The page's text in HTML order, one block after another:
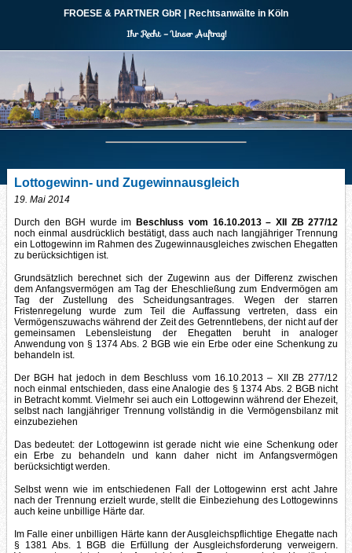
FROESE & PARTNER GbR | Rechtsanwälte in Köln
Ihr Recht – Unser Auftrag!
Lottogewinn- und Zugewinnausgleich
19. Mai 2014
Durch den BGH wurde imBeschluss vom 16.10.2013 – XII ZB 277/12
noch einmal ausdrücklich bestätigt, dass auch nach langjähriger Trennung
ein Lottogewinn im Rahmen des Zugewinnausgleiches zwischen Ehegatten
zu berücksichtigen ist.
Grundsätzlich berechnet sich der Zugewinn aus der Differenz zwischen
dem Anfangsvermögen am Tag der Eheschließung zum Endvermögen am
Tag der Zustellung des Scheidungsantrages. Wegen der starren
Fristenregelung wurde zum Teil die Auffassung vertreten, dass ein
Vermögenszuwachs während der Zeit des Getrenntlebens, der nicht auf der
gemeinsamen Lebensleistung der Ehegatten beruht in analoger
Anwendung von § 1374 Abs. 2 BGB wie ein Erbe oder eine Schenkung zu
behandeln ist.
Der BGH hat jedoch in dem Beschluss vom 16.10.2013 – XII ZB 277/12
noch einmal entschieden, dass eine Analogie des § 1374 Abs. 2 BGB nicht
in Betracht kommt. Vielmehr sei auch ein Lottogewinn während der Ehezeit,
selbst nach langjähriger Trennung vollständig in die Vermögensbilanz mit
einzubeziehen
Das bedeutet: der Lottogewinn ist gerade nicht wie eine Schenkung oder
ein Erbe zu behandeln und kann daher nicht im Anfangsvermögen
berücksichtigt werden.
Selbst wenn wie im entschiedenen Fall der Lottogewinn erst acht Jahre
nach der Trennung erzielt wurde, stellt die Einbeziehung des Lottogewinns
auch keine unbillige Härte dar.
Im Falle einer unbilligen Härte kann der Ausgleichspflichtige Ehegatte nach
§ 1381 Abs. 1 BGB die Erfüllung der Ausgleichsforderung verweigern.